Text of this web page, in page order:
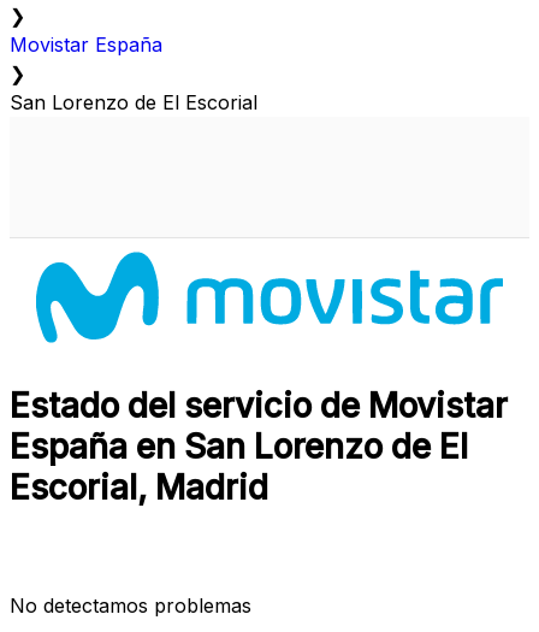
❯
Movistar España
❯
San Lorenzo de El Escorial
Estado del servicio de Movistar
España en San Lorenzo de El
Escorial, Madrid
No detectamos problemas